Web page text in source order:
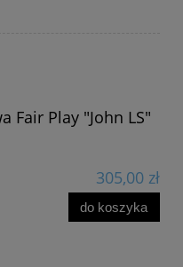
Fair Play "John LS"
305,00 zł
do koszyka